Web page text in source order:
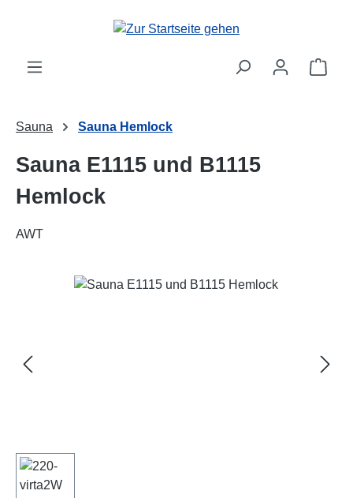
Zum Hauptinhalt springen
Sauna Sauna Hemlock
Sauna E1115 und B1115
Hemlock
AWT
Bildergalerie überspringen